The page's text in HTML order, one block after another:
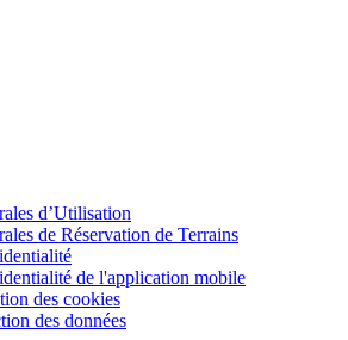
d’Utilisation
de Réservation de Terrains
de l'application mobile
des cookies
des données